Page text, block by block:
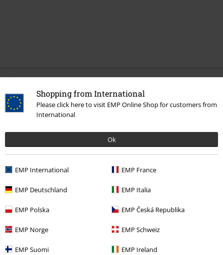
Shopping from International
Please click here to visit EMP Online Shop for customers from
International
Ok
EMP International EMP France
EMP Deutschland EMP Italia
EMP Polska EMP Česká Republika
EMP Norge EMP Schweiz
EMP Suomi EMP Ireland
15,99 €
Más categorías. Más opciones
Gaming Top gaming merch Ubisoft